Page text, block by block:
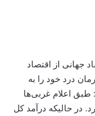
جهانی از اقتصاد
درد خود را به
اعلام غربی‌ها
بدهی دارد. در حالیکه درآمد کل